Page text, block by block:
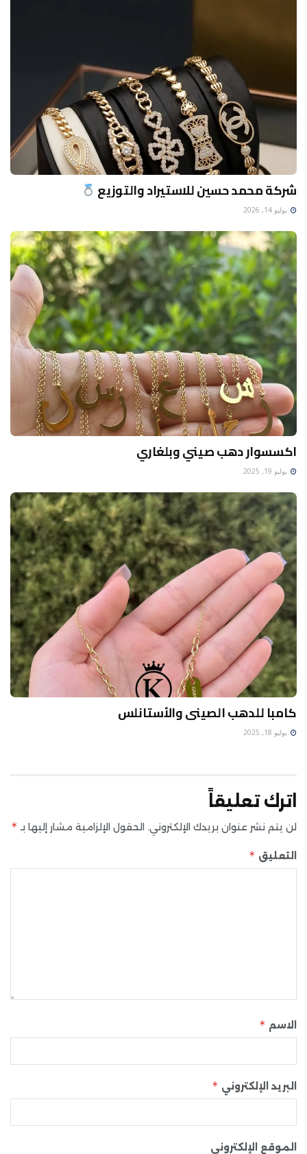
شركة محمد حسين للاستيراد والتوزيع
يوليو 14, 2026
اكسسوار دهب صيني وبلغاري
يوليو 19, 2025
كامبا للدهب الصينى والأستانلس
يوليو 18, 2025
اترك تعليقاً
لن يتم نشر عنوان بريدك الإلكتروني. الحقول الإلزامية مشار إليها بـ *
التعليق *
الاسم *
البريد الإلكتروني *
الموقع الإلكتروني